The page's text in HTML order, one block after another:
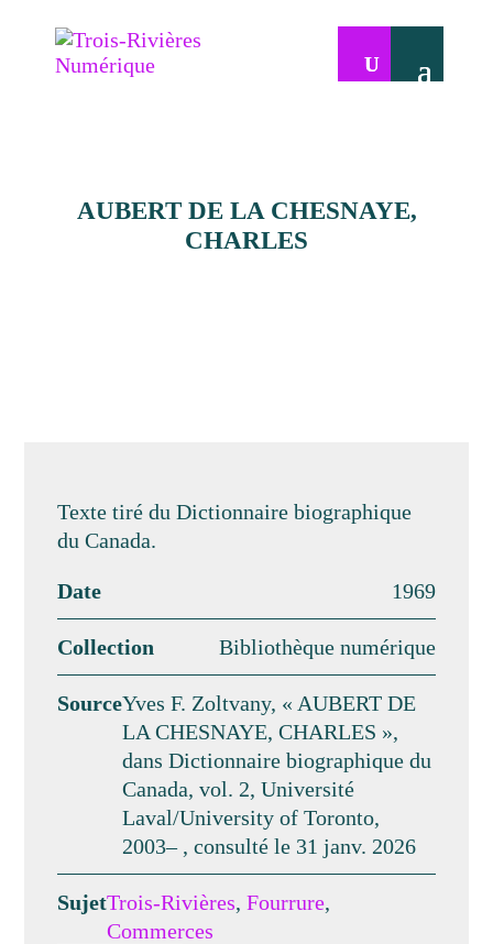
AUBERT DE LA CHESNAYE,
CHARLES
Texte tiré du Dictionnaire biographique
du Canada.
Date 1969
Collection Bibliothèque numérique
SourceYves F. Zoltvany, « AUBERT DE
LA CHESNAYE, CHARLES »,
dans Dictionnaire biographique du
Canada, vol. 2, Université
Laval/University of Toronto,
2003– , consulté le 31 janv. 2026
SujetTrois-Rivières,Fourrure,
Commerces